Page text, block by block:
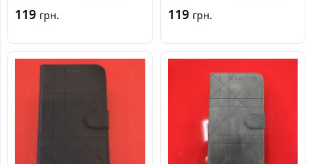
119 грн. 119 грн.